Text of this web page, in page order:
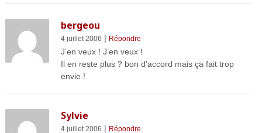
bergeou
4 juillet 2006 | Répondre
J’en veux ! J’en veux !
Il en reste plus ? bon d’accord mais ça fait trop
envie !
Sylvie
4 juillet 2006 | Répondre